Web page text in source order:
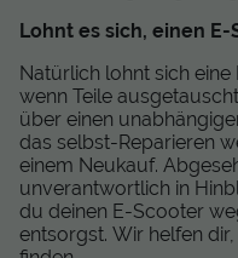
Lohnt es sich, einen
Natürlich lohnt sich eine
wenn Teile
über einen
das selbst-Reparieren
einem Neukauf.
unverantwortlich in
du deinen E-Scooter
entsorgst. Wir helfen